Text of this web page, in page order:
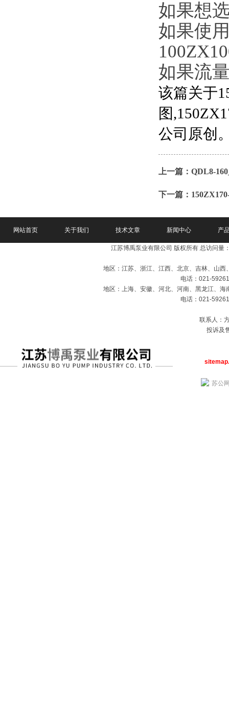
如果想
如果使
如果流
该篇关于
图
公司 原创
上一篇： QDL8-
下一篇：
网站首页 关于我们 技术文章 新闻中心 产
江苏博禹泵业有限公司 版权所有 总访问量
地区：江苏、浙江、江西、北京、吉林、山
电话：021-
地区：上海、安徽、河北、河南、黑龙江、
电话：021-
联系人：
投诉及
苏公